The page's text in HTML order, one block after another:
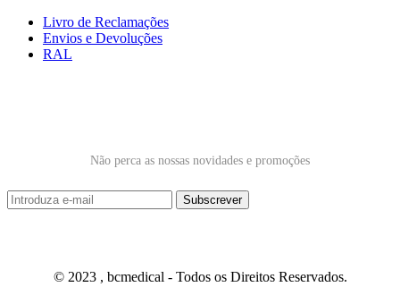
Livro de Reclamações
Envios e Devoluções
RAL
Não perca as nossas novidades e promoções
© 2023 , bcmedical - Todos os Direitos Reservados.